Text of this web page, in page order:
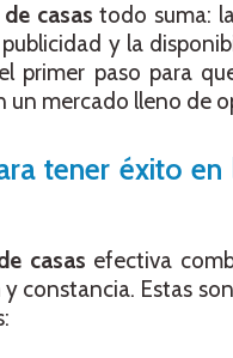
casas todo suma:
y la
primer paso para
un mercado lleno de
tener éxito
casas efectiva
constancia. Estas